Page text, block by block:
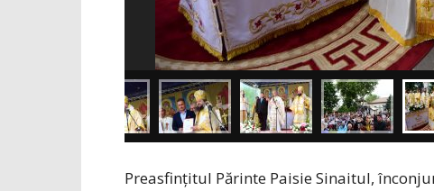
Preasfințitul Părinte Paisie Sinaitul,